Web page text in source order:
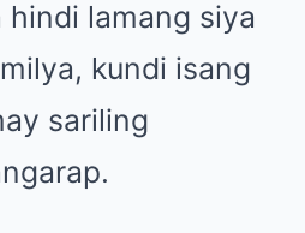
lamang siya
kundi isang
sariling